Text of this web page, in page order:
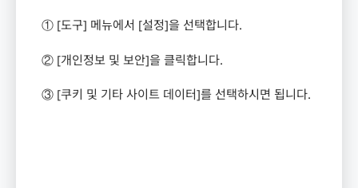
① [도구] 메뉴에서 [설정]을 선택합니다.
② [개인정보 및 보안]을 클릭합니다.
③ [쿠키 및 기타 사이트 데이터]를 선택하시면 됩니다.